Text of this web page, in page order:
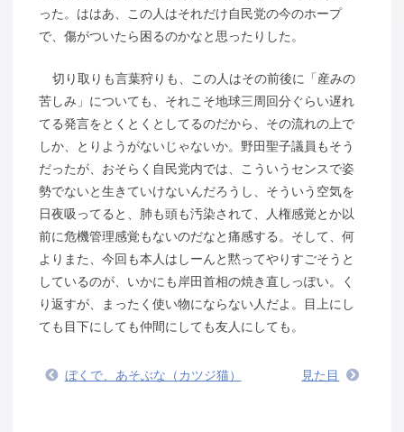
った。ははあ、この人はそれだけ自民党の今のホープ
で、傷がついたら困るのかなと思ったりした。
切り取りも言葉狩りも、この人はその前後に「産みの
苦しみ」についても、それこそ地球三周回分ぐらい遅れ
てる発言をとくとくとしてるのだから、その流れの上で
しか、とりようがないじゃないか。野田聖子議員もそう
だったが、おそらく自民党内では、こういうセンスで姿
勢でないと生きていけないんだろうし、そういう空気を
日夜吸ってると、肺も頭も汚染されて、人権感覚とか以
前に危機管理感覚もないのだなと痛感する。そして、何
よりまた、今回も本人はしーんと黙ってやりすごそうと
しているのが、いかにも岸田首相の焼き直しっぽい。く
り返すが、まったく使い物にならない人だよ。目上にし
ても目下にしても仲間にしても友人にしても。
ぼくで、あそぶな（カツジ猫） 見た目